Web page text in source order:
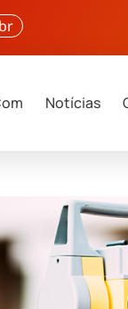
Notícias